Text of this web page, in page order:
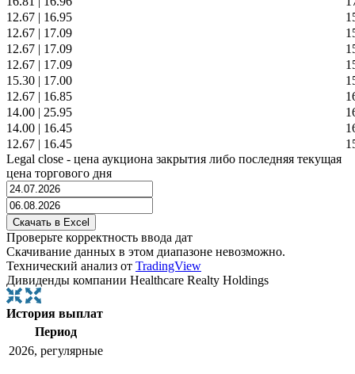
12.67 | 16.95
12.67 | 17.09
12.67 | 17.09
12.67 | 17.09
15.30 | 17.00
12.67 | 16.85
14.00 | 25.95
14.00 | 16.45
12.67 | 16.45
Legal close - цена аукциона закрытия либо последняя текущая
цена торгового дня
Проверьте корректность ввода дат
Скачивание данных в этом диапазоне невозможно.
Технический анализ от TradingView
Дивиденды компании Healthcare Realty Holdings
История выплат
Период
2026, регулярные